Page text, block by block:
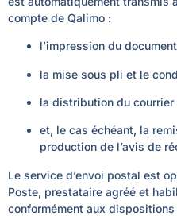
compte de Qalimo :
l’impression du
la mise sous pli et le
la distribution du courrier
et, le cas échéant, la
production de l’avis de
Le service d’envoi postal est
Poste, prestataire agréé et
conformément aux